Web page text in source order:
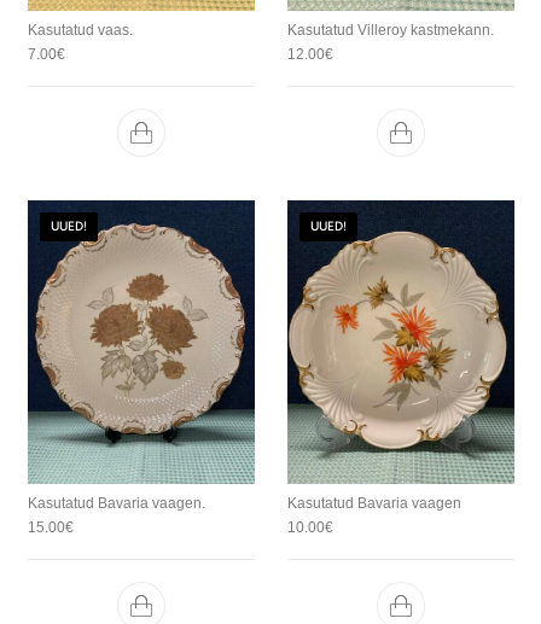
Kasutatud vaas.
7.00€
Kasutatud Villeroy kastmekann.
12.00€
UUED!
Kasutatud Bavaria vaagen.
15.00€
UUED!
Kasutatud Bavaria vaagen
10.00€